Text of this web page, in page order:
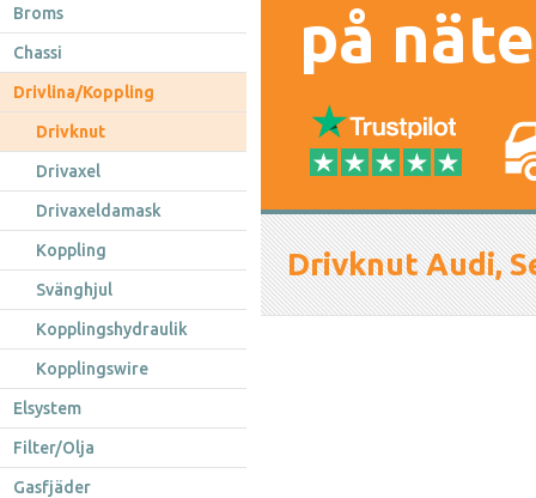
Broms
Chassi
Drivlina/Koppling
Drivknut
Drivaxel
Drivaxeldamask
Koppling
Svänghjul
Kopplingshydraulik
Kopplingswire
Elsystem
Filter/Olja
Gasfjäder
på
Drivknut Audi,